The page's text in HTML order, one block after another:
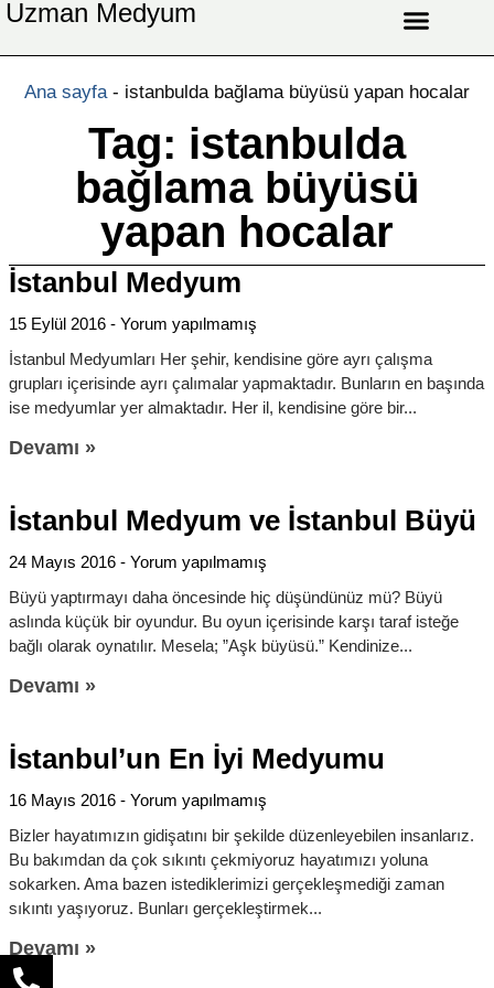
Uzman Medyum
Ana sayfa- istanbulda bağlama büyüsü yapan hocalar
Tag: istanbulda
bağlama büyüsü
yapan hocalar
İstanbul Medyum
15 Eylül 2016
Yorum yapılmamış
İstanbul Medyumları Her şehir, kendisine göre ayrı çalışma
grupları içerisinde ayrı çalımalar yapmaktadır. Bunların en başında
ise medyumlar yer almaktadır. Her il, kendisine göre bir
Devamı »
İstanbul Medyum ve İstanbul Büyü
24 Mayıs 2016
Yorum yapılmamış
Büyü yaptırmayı daha öncesinde hiç düşündünüz mü? Büyü
aslında küçük bir oyundur. Bu oyun içerisinde karşı taraf isteğe
bağlı olarak oynatılır. Mesela; ”Aşk büyüsü.” Kendinize
Devamı »
İstanbul’un En İyi Medyumu
16 Mayıs 2016
Yorum yapılmamış
Bizler hayatımızın gidişatını bir şekilde düzenleyebilen insanlarız.
Bu bakımdan da çok sıkıntı çekmiyoruz hayatımızı yoluna
sokarken. Ama bazen istediklerimizi gerçekleşmediği zaman
sıkıntı yaşıyoruz. Bunları gerçekleştirmek
Devamı »